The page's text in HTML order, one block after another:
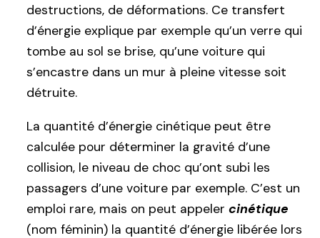
destructions, de déformations. Ce transfert
d’énergie explique par exemple qu’un verre qui
tombe au sol se brise, qu’une voiture qui
s’encastre dans un mur à pleine vitesse soit
détruite.
La quantité d’énergie cinétique peut être
calculée pour déterminer la gravité d’une
collision, le niveau de choc qu’ont subi les
passagers d’une voiture par exemple. C’est un
emploi rare, mais on peut appeler cinétique
(nom féminin) la quantité d’énergie libérée lors